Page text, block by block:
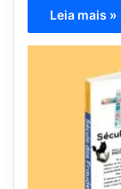
Leia mais »